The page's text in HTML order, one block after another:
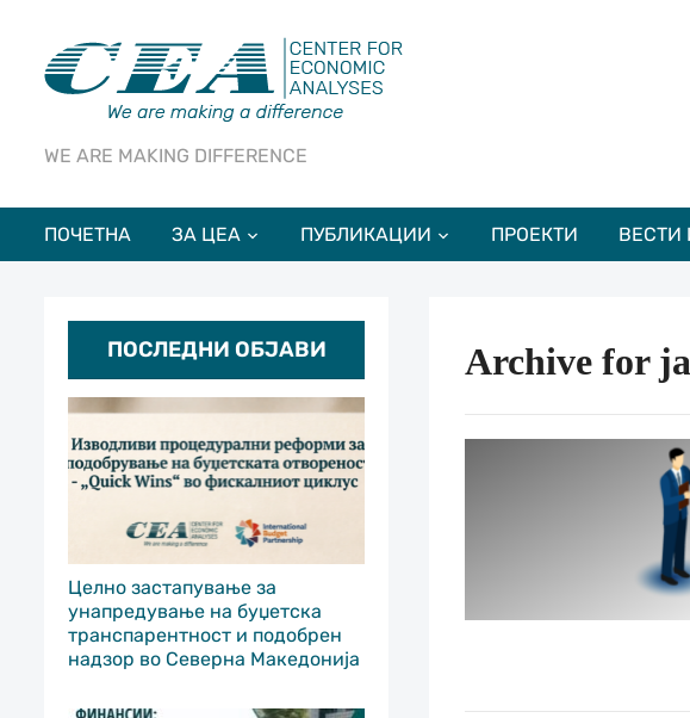
WE ARE MAKING DIFFERENCE
ПОЧЕТНА ЗА ЦЕА ПУБЛИКАЦИИ ПРОЕКТИ ВЕСТИ
ПОСЛЕДНИ ОБЈАВИ
Целно застапување за
унапредување на буџетска
транспарентност и подобрен
надзор во Северна Македонија
Archive for